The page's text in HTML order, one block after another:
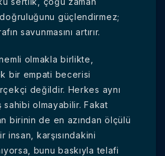
güçlendirmez;
savunmasını artırır.
olmakla birlikte,
bir empati becerisi
değildir. Herkes aynı
sahibi olmayabilir. Fakat
birinin de en azından ölçülü
insan, karşısındakini
bunu baskıyla telafi